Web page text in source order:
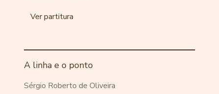
Ver partitura
A linha e o ponto
Sérgio Roberto de Oliveira